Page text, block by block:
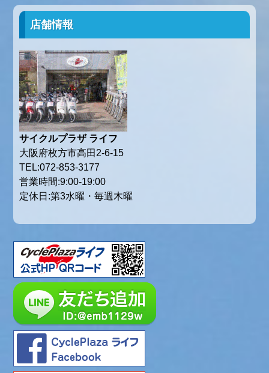
店舗情報
サイクルプラザ ライフ
大阪府枚方市高田2-6-15
TEL:072-853-3177
営業時間:9:00-19:00
定休日:第3水曜・毎週木曜